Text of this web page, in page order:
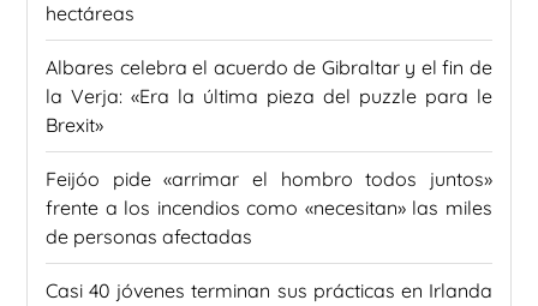
hectáreas
Albares celebra el acuerdo de Gibraltar y el fin de
la Verja: «Era la última pieza del puzzle para le
Brexit»
Feijóo pide «arrimar el hombro todos juntos»
frente a los incendios como «necesitan» las miles
de personas afectadas
Casi 40 jóvenes terminan sus prácticas en Irlanda